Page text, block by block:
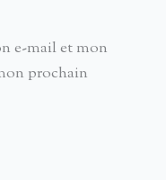
e-mail et mon
prochain